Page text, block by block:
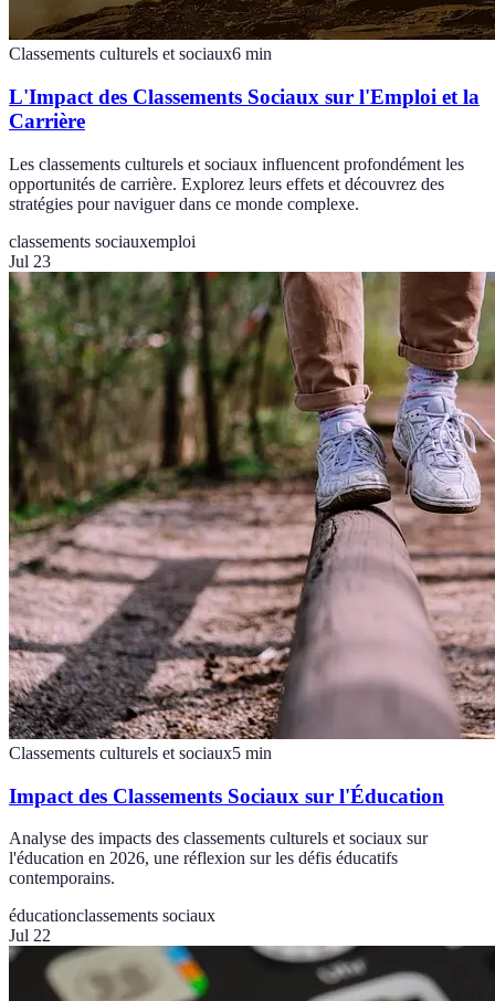
Classements culturels et sociaux6 min
L'Impact des Classements Sociaux sur l'Emploi et la
Carrière
Les classements culturels et sociaux influencent profondément les
opportunités de carrière. Explorez leurs effets et découvrez des
stratégies pour naviguer dans ce monde complexe.
classements sociauxemploi
Jul 23
Classements culturels et sociaux5 min
Impact des Classements Sociaux sur l'Éducation
Analyse des impacts des classements culturels et sociaux sur
l'éducation en 2026, une réflexion sur les défis éducatifs
contemporains.
éducationclassements sociaux
Jul 22